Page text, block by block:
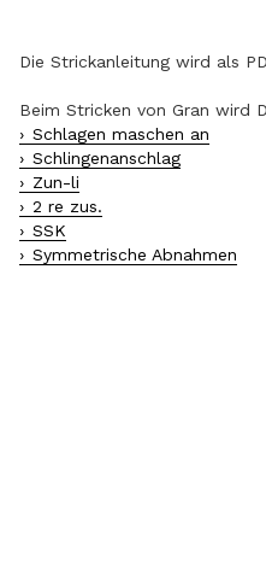
Die Strickanleitung wird als
Beim Stricken von Gran wird
Schlagen maschen an
Schlingenanschlag
Zun-li
2 re zus.
SSK
Symmetrische Abnahmen